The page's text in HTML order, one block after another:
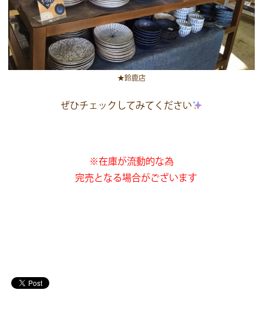
★鈴鹿店
ぜひチェックしてみてください
※在庫が流動的な為
完売となる場合がございます